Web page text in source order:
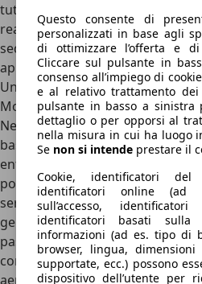
tutto il mondo. Techart, infatti,
realizzazione della German
sede a Largo, in Florida, e che è
appassionati di auto tedesche
Uniti.
Modelli di Techart
Negli anni sono stati tanti i
base di modelli Porsche. Tra i
entrambi del 2021. Il primo è
potente Porsche 911 Turbo S,
serie 992. Da alcuni
generazione, sebbene non
passata dai 650 CV originali a
contribuito a modificare
aerodinamica ha modificato
Questo consente di
personalizzati in base agli
di ottimizzare l’offerta e
Cliccare sul pulsante in
consenso all’impiego di
e al relativo trattamento
pulsante in basso a sinistra
dettaglio o per opporsi al
nella misura in cui ha luogo
Se non si intende prestare il
Cookie, identificatori
identificatori online (ad
sull’accesso,
identificatori basati
informazioni (ad es. tipo di
browser, lingua,
supportate, ecc.) possono
dispositivo dell’utente per